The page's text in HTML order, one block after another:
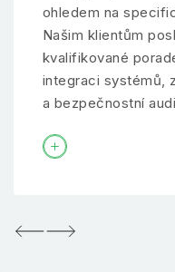
ohledem na
Našim klientům
kvalifikované
integraci systémů,
a bezpečnostní
Předchozí
Další